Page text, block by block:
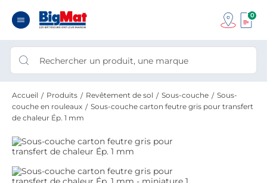
0
Accueil Produits Revêtement de sol Sous-couche
Sous-
couche en rouleaux
Sous-couche carton feutre gris pour transfert
de chaleur Ép. 1 mm